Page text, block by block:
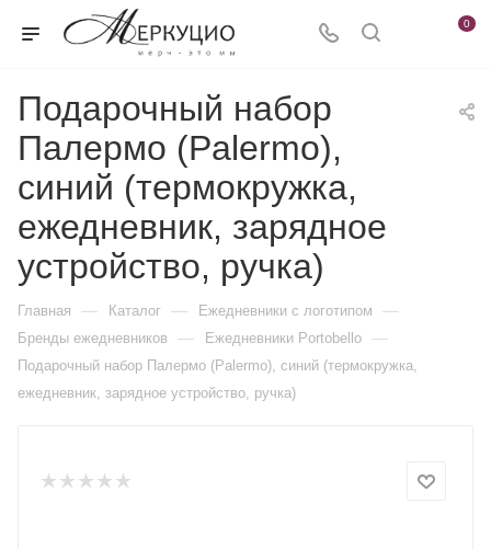
0
Подарочный набор
Палермо (Palermo),
синий (термокружка,
ежедневник, зарядное
устройство, ручка)
Главная — Каталог — Ежедневники c логотипом —
Бренды ежедневников — Ежедневники Portobello —
Подарочный набор Палермо (Palermo), синий (термокружка,
ежедневник, зарядное устройство, ручка)